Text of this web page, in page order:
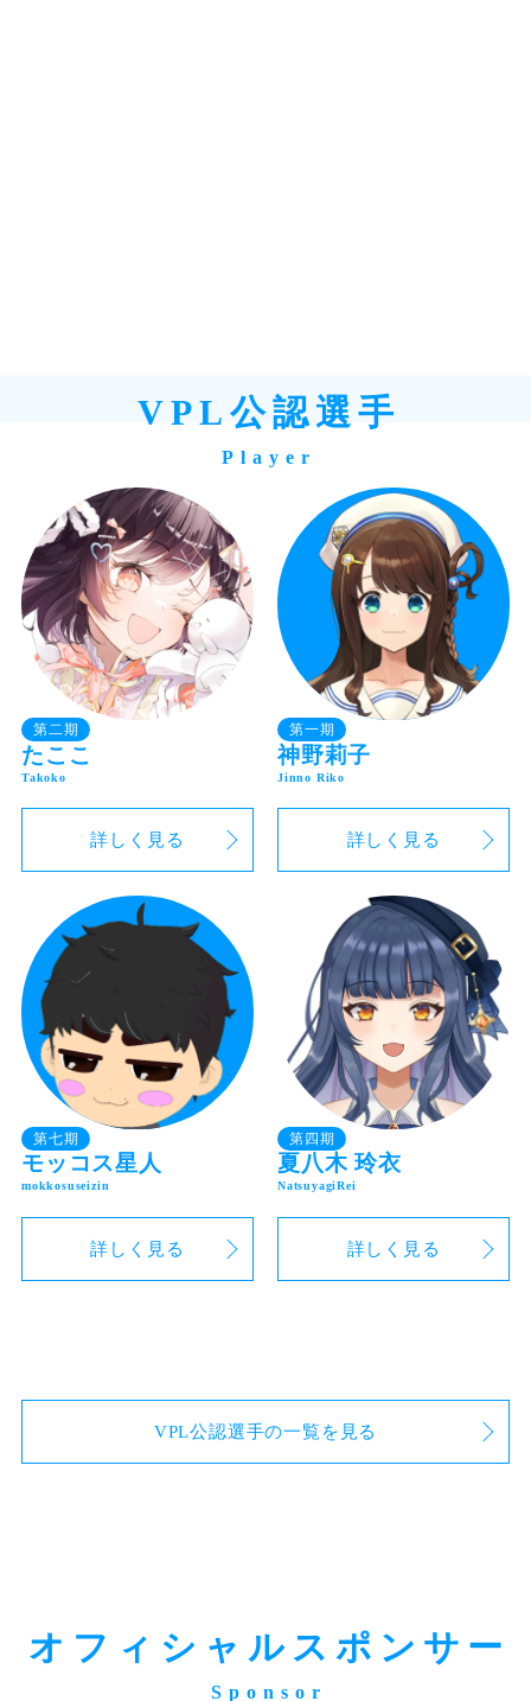
VPL公認選手
第二期
たここ
詳しく見る
第一期
神野莉子
詳しく見る
第七期
モッコス星人
詳しく見る
第四期
夏八木 玲衣
詳しく見る
VPL公認選手の一覧を見る
オフィシャルスポンサー